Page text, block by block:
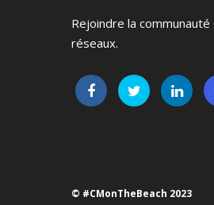
Rejoindre la
réseaux.
© #CMonTheBeach 2023